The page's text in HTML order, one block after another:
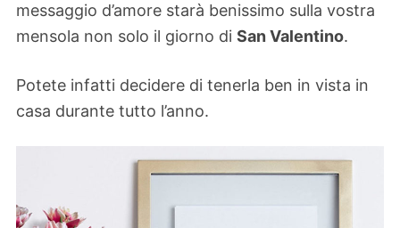
messaggio d’amore starà benissimo sulla vostra
mensola non solo il giorno di San Valentino.
Potete infatti decidere di tenerla ben in vista in
casa durante tutto l’anno.